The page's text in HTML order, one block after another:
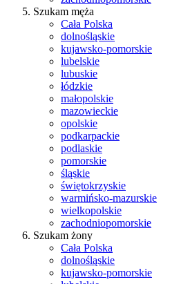
Szukam męża
Cała Polska
dolnośląskie
kujawsko-pomorskie
lubelskie
lubuskie
łódzkie
małopolskie
mazowieckie
opolskie
podkarpackie
podlaskie
pomorskie
śląskie
świętokrzyskie
warmińsko-mazurskie
wielkopolskie
zachodniopomorskie
Szukam żony
Cała Polska
dolnośląskie
kujawsko-pomorskie